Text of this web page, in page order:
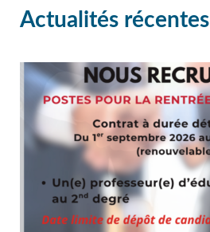
Actualités récentes